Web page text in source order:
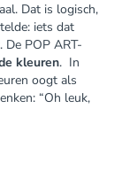
Dat is logisch,
iets dat
De POP ART-
kleuren. In
oogt als
“Oh leuk,